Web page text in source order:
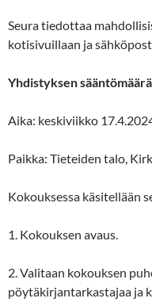
Seura tiedottaa
kotisivuillaan ja
Yhdistyksen
Aika: keskiviikko
Paikka: Tieteiden talo,
Kokouksessa käsitellään
1. Kokouksen avaus.
2. Valitaan kokouksen
pöytäkirjantarkastajaa ja